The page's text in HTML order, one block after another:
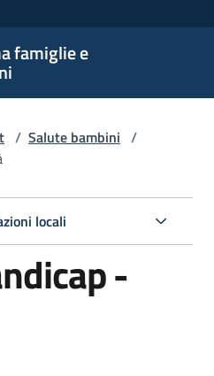
famiglie e
/ Salute bambini /
locali
-